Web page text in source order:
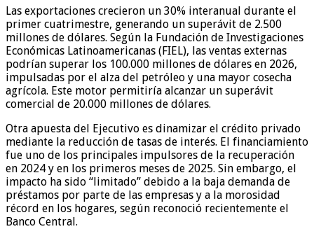
Las exportaciones crecieron un 30% interanual durante el
primer cuatrimestre, generando un superávit de 2.500
millones de dólares. Según la Fundación de Investigaciones
Económicas Latinoamericanas (FIEL), las ventas externas
podrían superar los 100.000 millones de dólares en 2026,
impulsadas por el alza del petróleo y una mayor cosecha
agrícola. Este motor permitiría alcanzar un superávit
comercial de 20.000 millones de dólares.
Otra apuesta del Ejecutivo es dinamizar el crédito privado
mediante la reducción de tasas de interés. El financiamiento
fue uno de los principales impulsores de la recuperación
en 2024 y en los primeros meses de 2025. Sin embargo, el
impacto ha sido “limitado” debido a la baja demanda de
préstamos por parte de las empresas y a la morosidad
récord en los hogares, según reconoció recientemente el
Banco Central.